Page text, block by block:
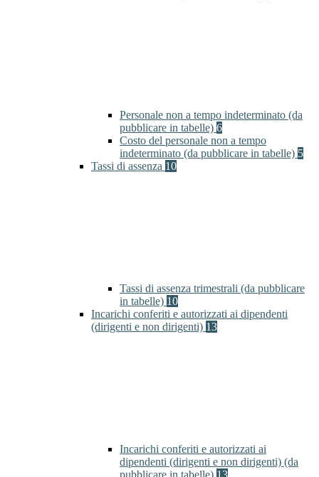
Personale non a tempo indeterminato (da
pubblicare in tabelle) 6
Costo del personale non a tempo
indeterminato (da pubblicare in tabelle) 5
Tassi di assenza 10
Tassi di assenza trimestrali (da pubblicare
in tabelle) 10
Incarichi conferiti e autorizzati ai dipendenti
(dirigenti e non dirigenti) 13
Incarichi conferiti e autorizzati ai
dipendenti (dirigenti e non dirigenti) (da